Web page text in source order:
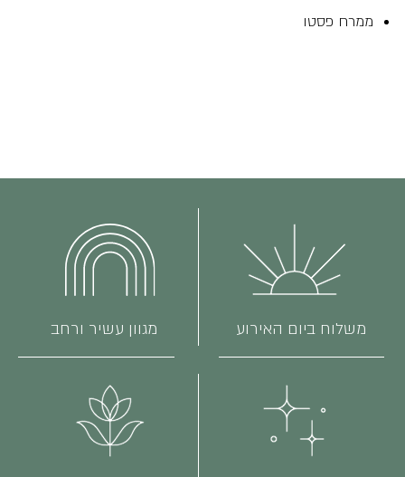
ממרח פסטו
משלוח ביום האירוע מגוון עשיר ורחב